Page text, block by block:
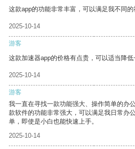
这款app的功能非常丰富，可以满足我不同的
2025-10-14
游客
这款加速器app的价格有点贵，可以适当降低
2025-10-14
游客
我一直在寻找一款功能强大、操作简单的办
款软件的功能非常强大，可以满足我日常办
单，即使是小白也能快速上手。
2025-10-14